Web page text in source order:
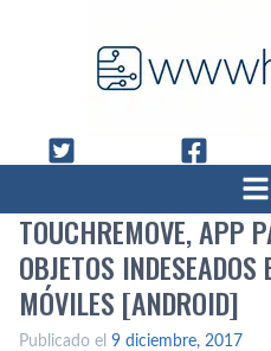
TOUCHREMOVE, APP
OBJETOS
MÓVILES [ANDROID]
Publicado el 9 diciembre, 2017